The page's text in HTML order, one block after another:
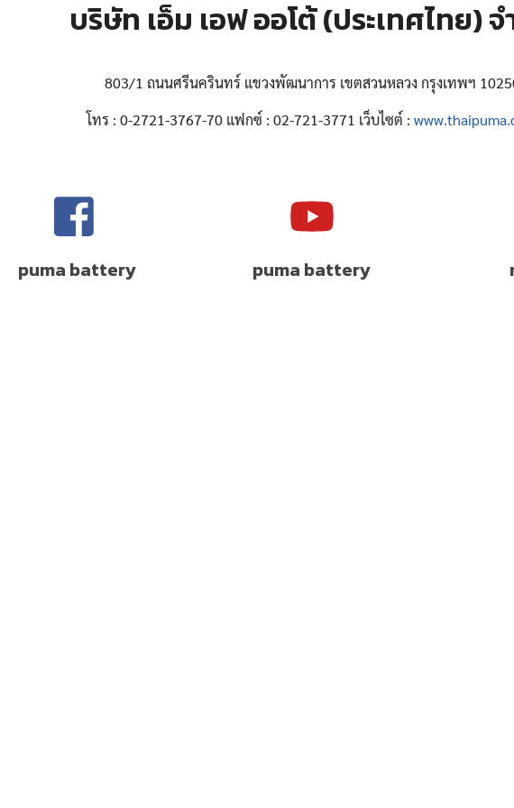
บริษัท เอ็ม เอฟ ออโต้ (ประเทศไทย)
803/1 ถนนศรีนครินทร์ แขวงพัฒนาการ เขตสวนหลวง กรุงเทพฯ
โทร : 0-2721-3767-70 แฟกซ์ : 02-721-3771 เว็บไซต์ :
puma battery puma battery